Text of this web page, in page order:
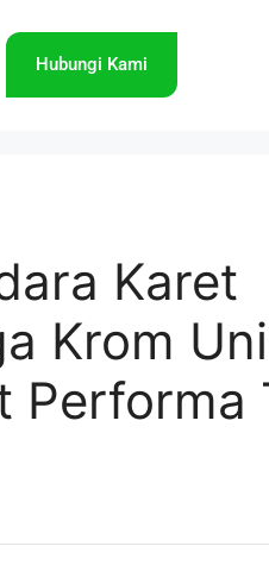
Hubungi Kami
Karet
Krom
Performa